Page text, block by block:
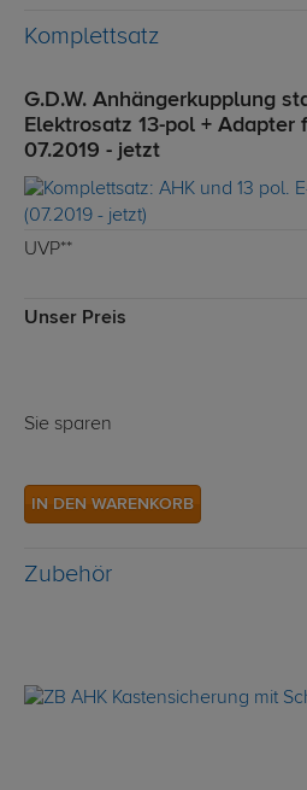
Komplettsatz
G.D.W. Anhängerkupplung
Elektrosatz 13-pol + Adapter
07.2019 - jetzt
UVP**
Unser Preis
Sie sparen
IN DEN WARENKORB
Zubehör